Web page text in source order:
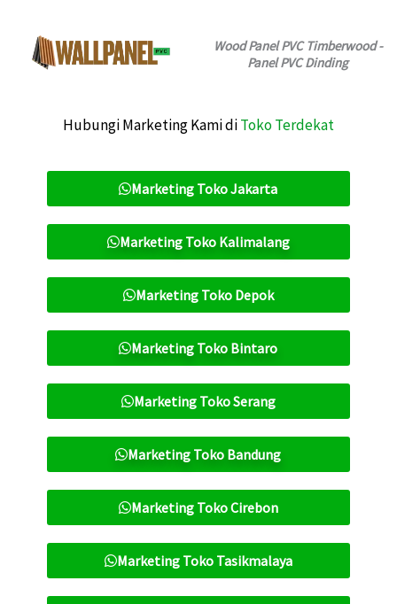
Wood Panel PVC Timberwood -
Panel PVC Dinding
Hubungi Marketing Kami diToko Terdekat
Marketing Toko Jakarta
Marketing Toko Kalimalang
Marketing Toko Depok
Marketing Toko Bintaro
Marketing Toko Serang
Marketing Toko Bandung
Marketing Toko Cirebon
Marketing Toko Tasikmalaya